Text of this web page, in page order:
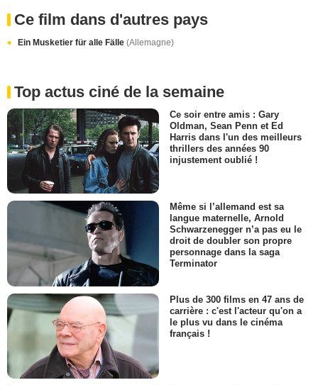
Ce film dans d'autres pays
Ein Musketier für alle Fälle (Allemagne)
Top actus ciné de la semaine
Ce soir entre amis : Gary
Oldman, Sean Penn et Ed
Harris dans l'un des meilleurs
thrillers des années 90
injustement oublié !
Même si l’allemand est sa
langue maternelle, Arnold
Schwarzenegger n’a pas eu le
droit de doubler son propre
personnage dans la saga
Terminator
Plus de 300 films en 47 ans de
carrière : c'est l'acteur qu'on a
le plus vu dans le cinéma
français !